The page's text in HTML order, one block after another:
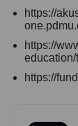
https://
https://
https://